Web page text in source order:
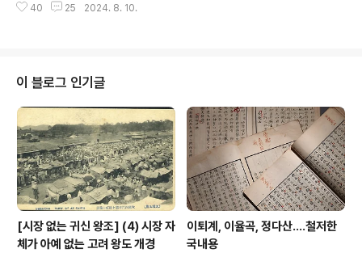
지닌 숙명 같은 측면도 없지는 않을 것이다. 기껏 역사라 해
러 올라간다는 저짝 수메르 문명, 그러니깐 메소포타이아
전 22세기에서 21세기 무렵 우르Ur 라는 도시에 기반을
둔 수메르 지배 왕조이자, 역사가들이 초기 제국이라고 생
각하는 단명한 영토 정치 국가를 지칭한다. 현재 독일 베를
린 소재 근동박물관[Vorderasiatches Museum]에 보
관되어 있는 움마Umma[엄마?] 출토 이 점토판은 중앙 안
뜰이 특..
40 25 2024. 8. 10.
이 블로그 인기글
[시장 없는 귀신 왕조] (4) 시장 자
체가 아예 없는 고려 왕도 개경
이퇴계, 이율곡, 정다산....철저한
국내용